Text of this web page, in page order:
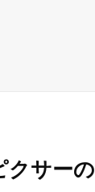
クサーの